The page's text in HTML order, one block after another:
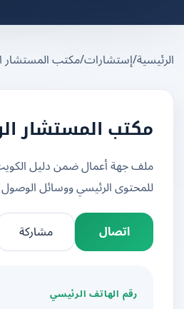
/إستشارات/مكتب المستشار
مكتب المستشار
ملف جهة أعمال ضمن دليل الكويت
للمحتوى الرئيسي ووسائل الوصول
اتصال
مشاركة
رقم الهاتف الرئيسي